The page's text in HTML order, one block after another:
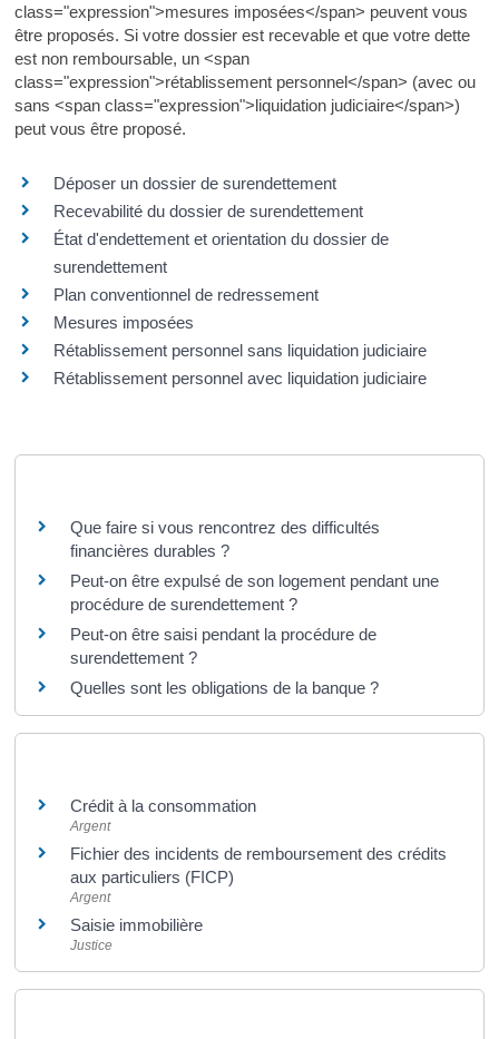
class="expression">mesures imposées</span> peuvent vous
être proposés. Si votre dossier est recevable et que votre dette
est non remboursable, un <span
class="expression">rétablissement personnel</span> (avec ou
sans <span class="expression">liquidation judiciaire</span>)
peut vous être proposé.
Déposer un dossier de surendettement
Recevabilité du dossier de surendettement
État d'endettement et orientation du dossier de
surendettement
Plan conventionnel de redressement
Mesures imposées
Rétablissement personnel sans liquidation judiciaire
Rétablissement personnel avec liquidation judiciaire
Que faire si vous rencontrez des difficultés
financières durables ?
Peut-on être expulsé de son logement pendant une
procédure de surendettement ?
Peut-on être saisi pendant la procédure de
surendettement ?
Quelles sont les obligations de la banque ?
Crédit à la consommation
Argent
Fichier des incidents de remboursement des crédits
aux particuliers (FICP)
Argent
Saisie immobilière
Justice